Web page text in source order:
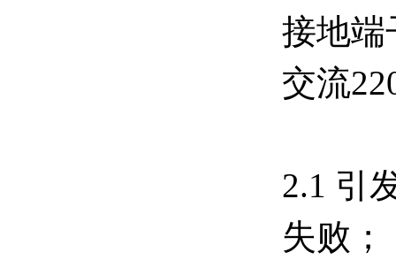
接地端
交流
2.1 引
失败；